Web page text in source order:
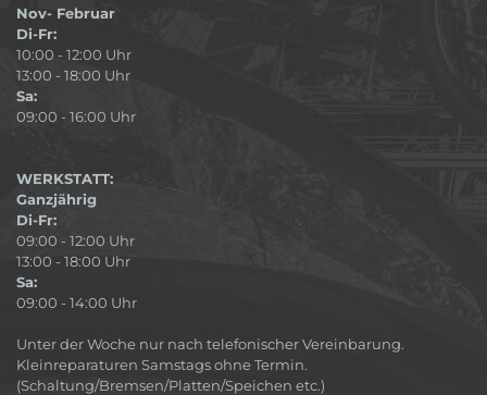
Nov- Februar
Di-Fr:
10:00 - 12:00 Uhr
13:00 - 18:00 Uhr
Sa:
09:00 - 16:00 Uhr
WERKSTATT:
Ganzjährig
Di-Fr:
09:00 - 12:00 Uhr
13:00 - 18:00 Uhr
Sa:
09:00 - 14:00 Uhr
Unter der Woche nur nach telefonischer Vereinbarung.
Kleinreparaturen Samstags ohne Termin.
(Schaltung/Bremsen/Platten/Speichen etc.)